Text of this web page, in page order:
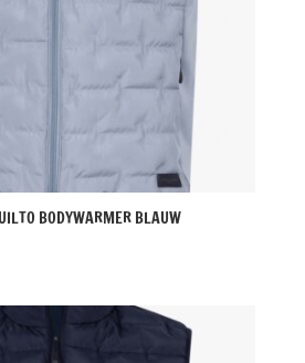
BODYWARMER BLAUW